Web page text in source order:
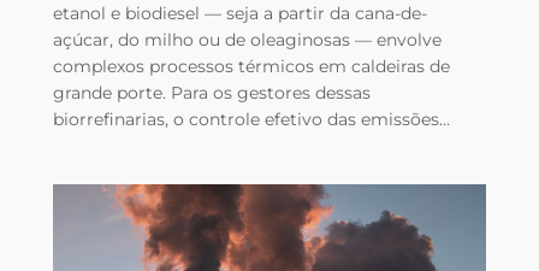
etanol e biodiesel — seja a partir da cana-de-
açúcar, do milho ou de oleaginosas — envolve
complexos processos térmicos em caldeiras de
grande porte. Para os gestores dessas
biorrefinarias, o controle efetivo das emissões…